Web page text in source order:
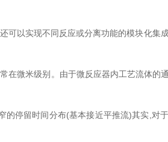
以实现不同反应或分离功能的模块化集
微米级别。由于微反应器内工艺流体的
停留时间分布(基本接近平推流)其实,对